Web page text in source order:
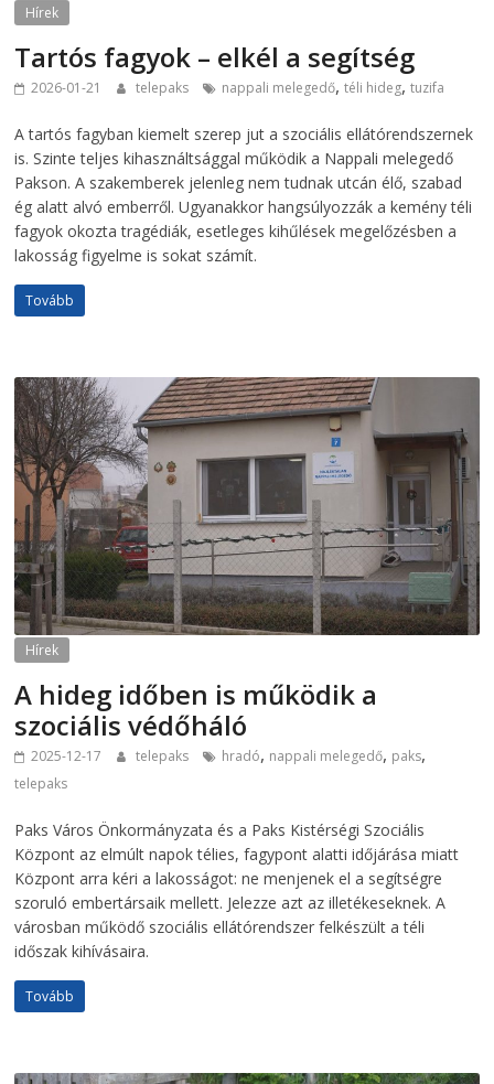
Hírek
Tartós fagyok – elkél a segítség
2026-01-21 telepaks nappali melegedő,téli hideg,tuzifa
A tartós fagyban kiemelt szerep jut a szociális ellátórendszernek
is. Szinte teljes kihasználtsággal működik a Nappali melegedő
Pakson. A szakemberek jelenleg nem tudnak utcán élő, szabad
ég alatt alvó emberről. Ugyanakkor hangsúlyozzák a kemény téli
fagyok okozta tragédiák, esetleges kihűlések megelőzésben a
lakosság figyelme is sokat számít.
Tovább
Hírek
A hideg időben is működik a
szociális védőháló
2025-12-17 telepaks hradó, nappali melegedő, paks,
telepaks
Paks Város Önkormányzata és a Paks Kistérségi Szociális
Központ az elmúlt napok télies, fagypont alatti időjárása miatt
Központ arra kéri a lakosságot: ne menjenek el a segítségre
szoruló embertársaik mellett. Jelezze azt az illetékeseknek. A
városban működő szociális ellátórendszer felkészült a téli
időszak kihívásaira.
Tovább